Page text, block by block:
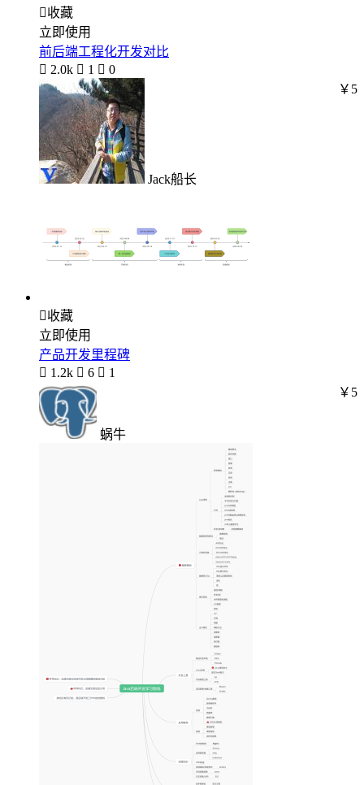
收藏
立即使用
前后端工程化开发对比
 2.0k  1  0
Jack船长
￥5
收藏
立即使用
产品开发里程碑
 1.2k  6  1
蜗牛
￥5